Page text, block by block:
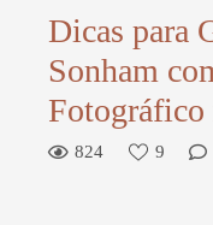
Dicas para
Sonham
Fotográfico
824 9